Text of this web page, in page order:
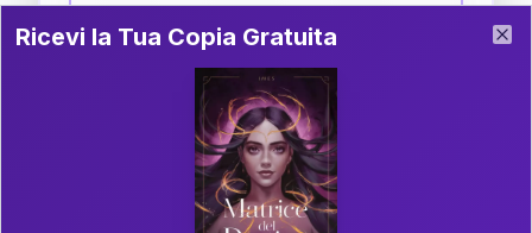
Guida completa di Coppia
Il libro è in fase di scrittura. Iscriviti alla newsletter
per ricevere aggiornamenti!
P.S. Interpretazione parziale
gratuita
Ricevi la Tua Copia Gratuita del Libro
Ricevi la Tua Copia Gratuita